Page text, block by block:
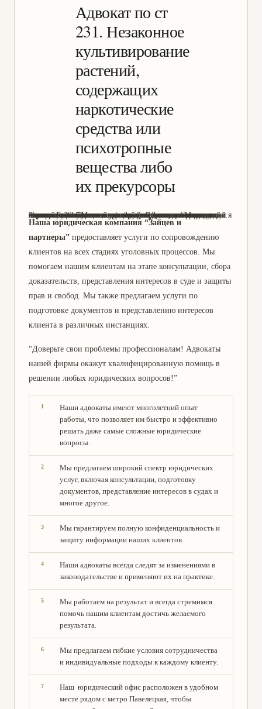
Адвокат по ст
231. Незаконное
культивирование
растений,
содержащих
наркотические
средства или
психотропные
вещества либо
их прекурсоры
Здравствуйте! Меня зовут Зайцев Даниил Сергеевич, и я являюсь адвокатом по уголовным делам в юридической компании “Зайцев и партнеры”. Я имею многолетний опыт работы в данной сфере, что позволяет мне гарантировать высокое качество предоставляемых услуг. Наша компания специализируется на защите прав и интересов клиентов в уголовных делах, и мы всегда стремимся найти оптимальное решение для каждого случая. Если у вас возникли проблемы с законом, не стесняйтесь обращаться к нам за помощью. Мы всегда готовы помочь!
Наша юридическая компания “Зайцев и
партнеры” предоставляет услуги по сопровождению
клиентов на всех стадиях уголовных процессов. Мы
помогаем нашим клиентам на этапе консультации, сбора
доказательств, представления интересов в суде и защиты
прав и свобод. Мы также предлагаем услуги по
подготовке документов и представлению интересов
клиента в различных инстанциях.
“Доверьте свои проблемы профессионалам! Адвокаты
нашей фирмы окажут квалифицированную помощь в
решении любых юридических вопросов!”
Наши адвокаты имеют многолетний опыт
работы, что позволяет им быстро и эффективно
решать даже самые сложные юридические
вопросы.
Мы предлагаем широкий спектр юридических
услуг, включая консультации, подготовку
документов, представление интересов в судах и
многое другое.
Мы гарантируем полную конфиденциальность и
защиту информации наших клиентов.
Наши адвокаты всегда следят за изменениями в
законодательстве и применяют их на практике.
Мы работаем на результат и всегда стремимся
помочь нашим клиентам достичь желаемого
результата.
Мы предлагаем гибкие условия сотрудничества
и индивидуальные подходы к каждому клиенту.
Наш юридический офис расположен в удобном
месте рядом с метро Павелецкая, чтобы